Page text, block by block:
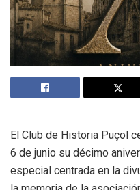
El Club de Historia Puçol
6 de junio su décimo
especial centrada en la